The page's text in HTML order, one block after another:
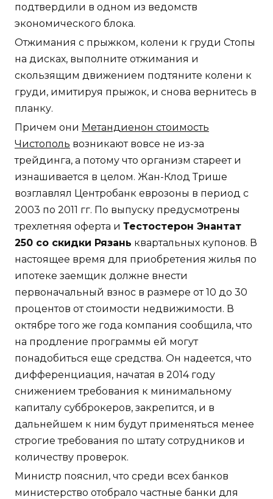
подтвердили в одном из ведомств
экономического блока.
Отжимания с прыжком, колени к груди Стопы
на дисках, выполните отжимания и
скользящим движением подтяните колени к
груди, имитируя прыжок, и снова вернитесь в
планку.
Причем они Метандиенон стоимость
Чистополь возникают вовсе не из-за
трейдинга, а потому что организм стареет и
изнашивается в целом. Жан-Клод Трише
возглавлял Центробанк еврозоны в период с
2003 по 2011 гг. По выпуску предусмотрены
трехлетняя оферта и Тестостерон Энантат
250 со скидки Рязань квартальных купонов. В
настоящее время для приобретения жилья по
ипотеке заемщик должне внести
первоначальный взнос в размере от 10 до 30
процентов от стоимости недвижимости. В
октябре того же года компания сообщила, что
на продление программы ей могут
понадобиться еще средства. Он надеется, что
дифференциация, начатая в 2014 году
снижением требования к минимальному
капиталу субброкеров, закрепится, и в
дальнейшем к ним будут применяться менее
строгие требования по штату сотрудников и
количеству проверок.
Министр пояснил, что среди всех банков
министерство отобрало частные банки для